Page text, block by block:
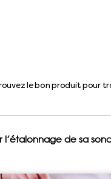
le bon produit pour
l’étalonnage de sa